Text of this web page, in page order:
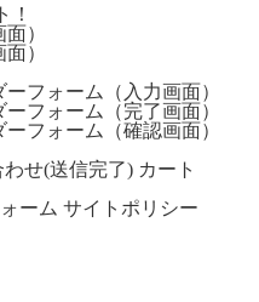
！
）
）
フォーム（入力画面）
フォーム（完了画面）
フォーム（確認画面）
わせ(送信完了) カート
ーム サイトポリシー